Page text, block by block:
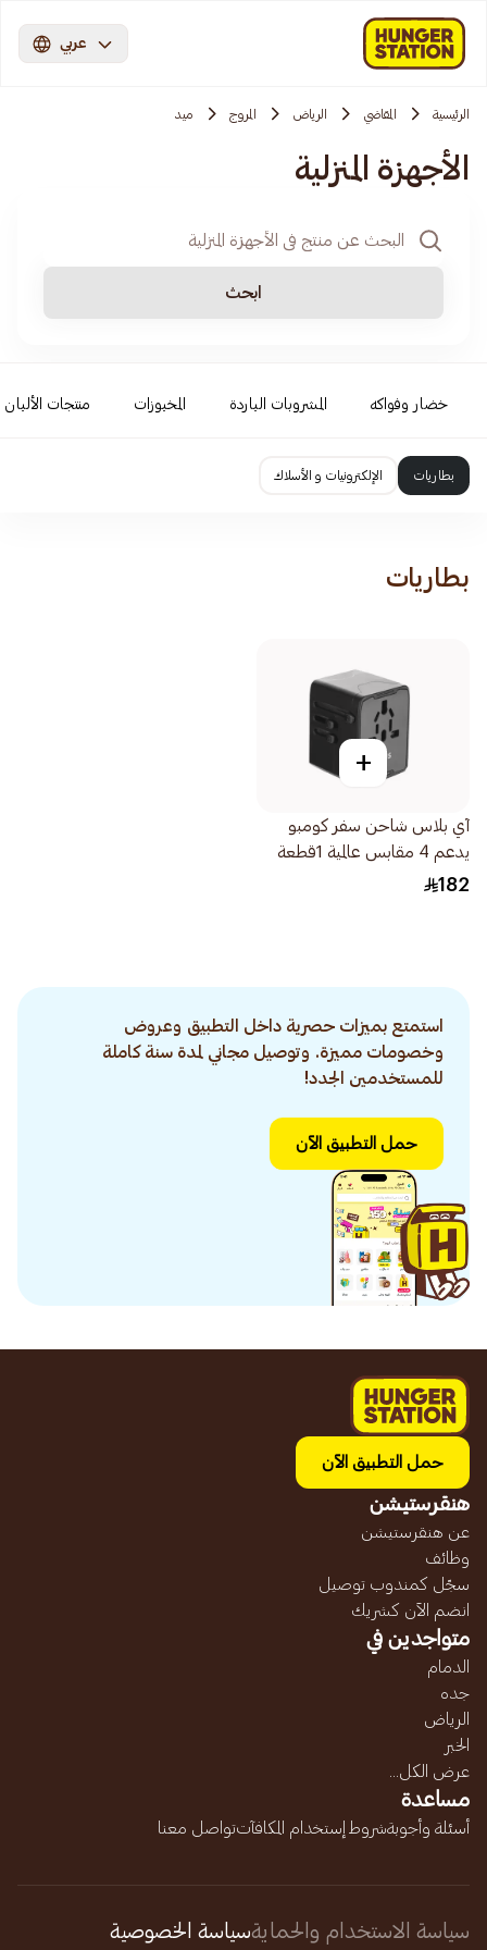
عربي
الرئيسية المقاضي الرياض المروج ميد
الأجهزة المنزلية
ابحث
خضار وفواكه المشروبات الباردة المخبوزات منتجات
بطاريات الإلكترونيات و الأسلاك
بطاريات
+
آي بلاس شاحن سفر كومبو
يدعم 4 مقابس عالمية 1قطعة
182
استمتع بميزات حصرية داخل التطبيق وعروض
وخصومات مميزة. وتوصيل مجاني لمدة سنة كاملة
للمستخدمين الجدد!
حمل التطبيق الآن
حمل التطبيق الآن
هنقرستيشن
عن هنقرستيشن
وظائف
سجّل كمندوب توصيل
انضم الآن كشريك
متواجدين في
الدمام
جده
الرياض
الخبر
عرض الكل...
مساعدة
أسئلة وأجوبةشروط إستخدام المكافآتتواصل معنا
سياسة الاستخدام والحمايةسياسة الخصوصية